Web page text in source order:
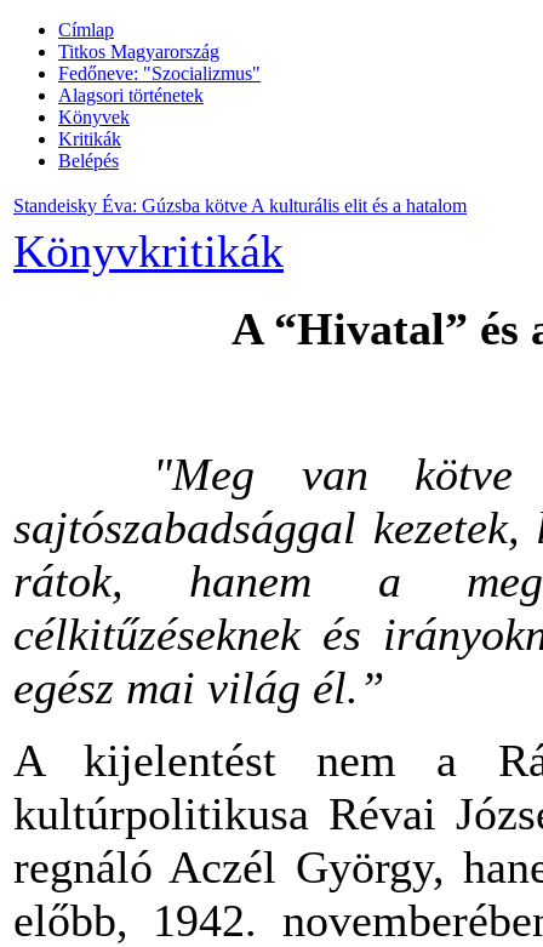
Címlap
Titkos Magyarország
Fedőneve: "Szocializmus"
Alagsori történetek
Könyvek
Kritikák
Belépés
Standeisky Éva: Gúzsba kötve A kulturális elit és a hatalom
Könyvkritikák
A “Hivatal” és
"Meg van
sajtószabadsággal
rátok, hanem a
célkitűzéseknek és
egész mai világ él.”
A kijelentést nem a
kultúrpolitikusa Révai
regnáló Aczél György,
előbb, 1942.